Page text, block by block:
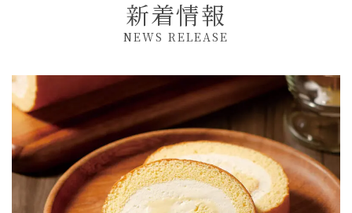
新着情報
NEWS RELEASE